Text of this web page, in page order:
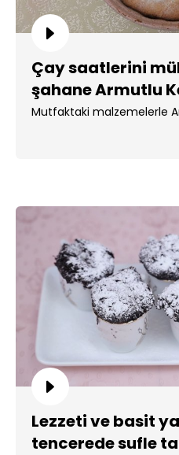
Çay saatlerini
şahane Armutlu
Mutfaktaki malzemelerle
Lezzeti ve basit
tencerede sufle